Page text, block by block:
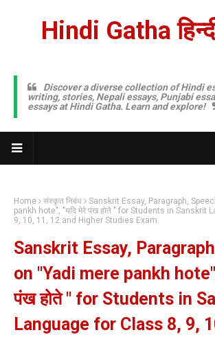
Hindi Gatha
Discover a diverse collection of Hindi
writing, stories, Nepali essays, Punjabi
essays at Hindi Gatha. Learn and explore!
Home संस्कृत निबंध
Sanskrit Essay, Paragraph,
pankh hote", "यदि मेरे पंख होते " for Students in Sanskrit
9, 10, 11, 12 and Higher Studies Exam.
Sanskrit Essay,
on "Yadi mere pankh
पंख होते " for Students in
Language for Class 8, 9,